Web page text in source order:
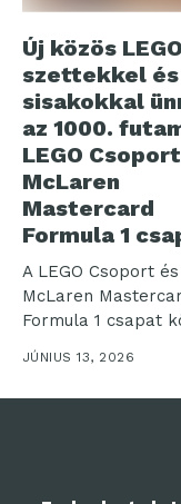
Új közös
szettekkel és
sisakokkal
az 1000.
LEGO
McLaren
Mastercard
Formula 1
A LEGO Csoport
McLaren
Formula 1 csapat
ünnepli...
JÚNIUS 13, 2026